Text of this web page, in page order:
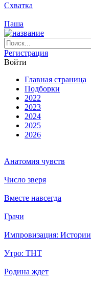
Схватка
Паша
Ре­ги­ст­ра­ция
Вой­ти
Глав­ная стра­ни­ца
Подборки
2022
2023
2024
2025
2026
Анатомия чувств
Число зверя
Вместе навсегда
Грачи
Импровизация: Истории
Утро: ТНТ
Родина ждет